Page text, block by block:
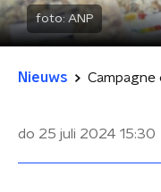
foto: ANP
Nieuws
do 25 juli 2024 15:30